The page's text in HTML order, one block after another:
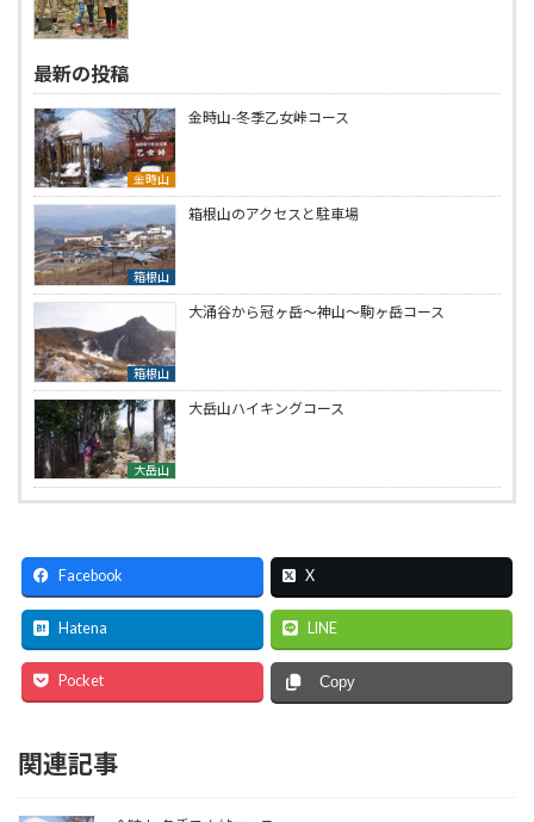
最新の投稿
金時山
金時山-冬季乙女峠コース
箱根山
箱根山のアクセスと駐車場
箱根山
大涌谷から冠ヶ岳～神山～駒ヶ岳コース
大岳山
大岳山ハイキングコース
Facebook X
Hatena LINE
Pocket Copy
関連記事